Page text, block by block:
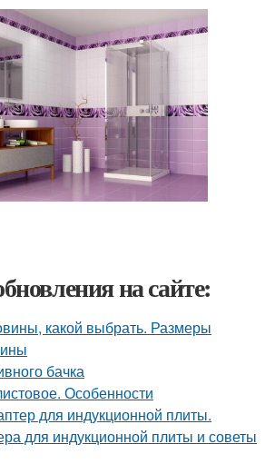
на сайте:
какой выбрать. Размеры
бачка
Особенности
для индукционной плиты.
для индукционной плиты и советы